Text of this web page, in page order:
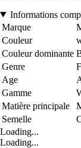
Informations
Marque
Couleur
Couleur dominante
Genre
Age
Gamme
Matière principale
Semelle
Loading...
Loading...